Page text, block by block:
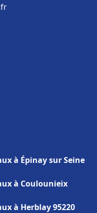
à Épinay sur Seine
à Coulounieix
à Herblay 95220